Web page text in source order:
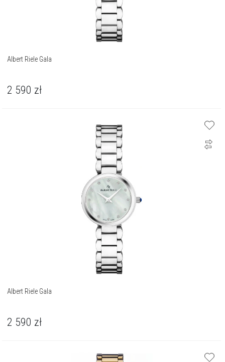
Albert Riele Gala
2 590 zł
Albert Riele Gala
2 590 zł